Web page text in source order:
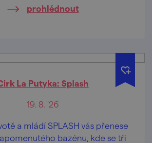
prohlédnout
La Putyka: Splash
19. 8. '26
SPLASH vás přenese
bazénu, kde se tři